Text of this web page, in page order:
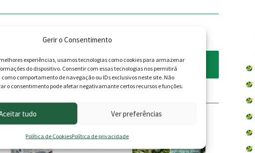
Gerir o Consentimento
experiências, usamos tecnologias como cookies para armazenar
do dispositivo. Consentir com essas tecnologias nos permitirá
como comportamento de navegação ou IDs exclusivos neste site. Não
o consentimento pode afetar negativamante certos recursos e funções.
tudo Ver preferências
Política de CookiesPolítica de privacidade
deixar opinião.